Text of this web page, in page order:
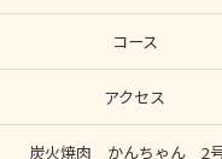
コース
アクセス
炭火焼肉 かんちゃん 2